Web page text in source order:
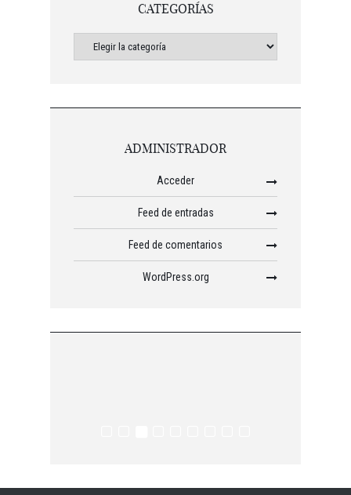
CATEGORÍAS
ADMINISTRADOR
Acceder
Feed de entradas
Feed de comentarios
WordPress.org